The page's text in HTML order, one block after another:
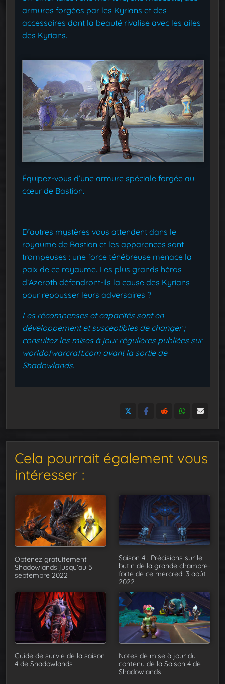
armures forgées par les Kyrians et des
accessoires dont la beauté rivalise avec les ailes
des Kyrians.
Équipez-vous d’une armure spéciale forgée au
cœur de Bastion.
D’autres mystères vous attendent dans le
royaume de Bastion et les apparences sont
trompeuses : une force ténébreuse menace la
paix de ce royaume. Les plus grands héros
d’Azeroth défendront-ils la cause des Kyrians
pour repousser leurs adversaires ?
Les récompenses et capacités sont en
développement et susceptibles de changer ;
consultez les mises à jour régulières publiées sur
worldofwarcraft.com avant la sortie de
Shadowlands.
Cela pourrait également vous
intéresser :
Obtenez gratuitement
Shadowlands jusqu’au 5
septembre 2022
Saison 4 : Précisions sur le
butin de la grande chambre-
forte de ce mercredi 3 août
2022
Guide de survie de la saison
4 de Shadowlands
Notes de mise à jour du
contenu de la Saison 4 de
Shadowlands